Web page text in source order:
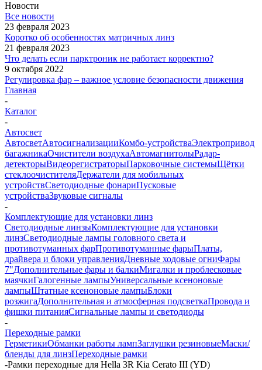
Новости
Все новости
23 февраля 2023
Коротко об особенностях матричных линз
21 февраля 2023
Что делать если парктроник не работает корректно?
9 октября 2022
Регулировка фар – важное условие безопасности движения
Главная
-
Каталог
-
Автосвет
АвтосветАвтосигнализацииКомбо-устройстваЭлектропривод
багажникаОчистители воздухаАвтомагнитолыРадар-
детекторыВидеорегистраторыПарковочные системыЩётки
стеклоочистителяДержатели для мобильных
устройствСветодиодные фонариПусковые
устройстваЗвуковые сигналы
-
Комплектующие для установки линз
Светодиодные линзыКомплектующие для установки
линзСветодиодные лампы головного света и
противотуманных фарПротивотуманные фарыПлаты,
драйвера и блоки управленияДневные ходовые огниФары
7"Дополнительные фары и балкиМигалки и проблесковые
маячкиГалогенные лампыУниверсальные ксеноновые
лампыШтатные ксеноновые лампыБлоки
розжигаДополнительная и атмосферная подсветкаПровода и
фишки питанияCигнальные лампы и светодиоды
-
Переходные рамки
ГерметикиОбманки работы лампЗаглушки резиновыеМаски/
бленды для линзПереходные рамки
-Рамки переходные для Hella 3R Kia Cerato III (YD)